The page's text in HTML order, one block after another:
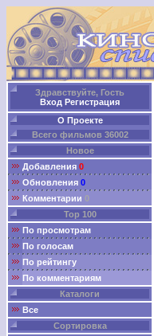
Здравствуйте, Гость
Вход Регистрация
О Проекте
Всего фильмов 36002
Новое
Добавления 0
Обновления 0
Комментарии 0
Top 100
По просмотрам
По голосам
По рейтингу
По комментариям
Каталоги
Все
Сортировка